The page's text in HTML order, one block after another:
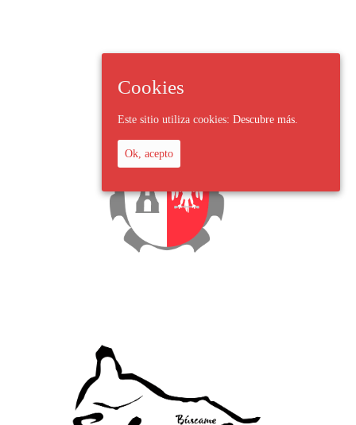
Cookies
Este sitio utiliza cookies: Descubre más.
Ok, acepto